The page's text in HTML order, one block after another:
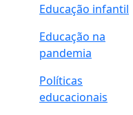
Educação infantil
Educação na
pandemia
Políticas
educacionais